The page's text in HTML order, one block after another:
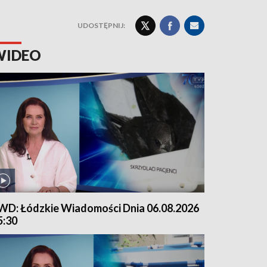
UDOSTĘPNIJ:
Łódzkie Wiadomości Dnia 06.08.2026